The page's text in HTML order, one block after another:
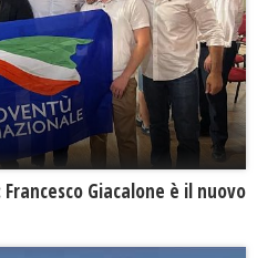
Giacalone è il nuovo